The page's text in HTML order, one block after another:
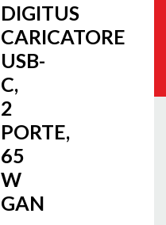
DIGITUS
CARICATORE
USB-
C,
2
PORTE,
65
W
GAN